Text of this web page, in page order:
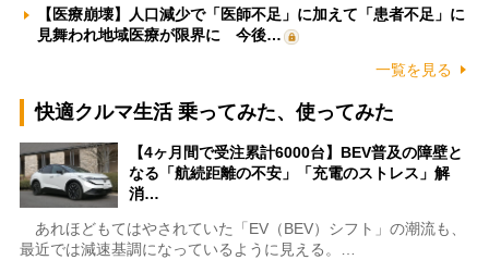
【医療崩壊】人口減少で「医師不足」に加えて「患者不足」に
見舞われ地域医療が限界に 今後…
一覧を見る
快適クルマ生活 乗ってみた、使ってみた
【4ヶ月間で受注累計6000台】BEV普及の障壁と
なる「航続距離の不安」「充電のストレス」解
消…
あれほどもてはやされていた「EV（BEV）シフト」の潮流も、
最近では減速基調になっているように見える。…